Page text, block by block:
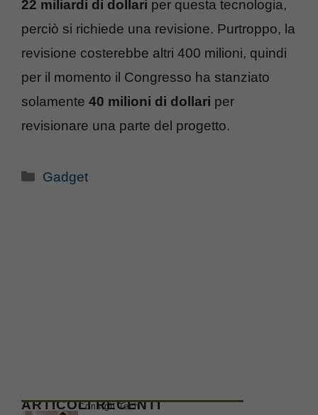
22 miliardi di dollari per questa tecnologia,
perciò si richiede una revisione. Purtroppo, la
revisione costerebbe altri 400 milioni, quindi
per il momento il Congresso ha stanziato
solamente 40 milioni di dollari per
revisionare una parte del progetto.
Categorie
Gadget
ARTICOLI RECENTI
Consigli Tech